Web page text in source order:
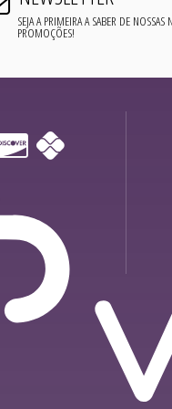
SEJA A PRIMEIRA A SABER DE NOSSAS
PROMOÇÕES!